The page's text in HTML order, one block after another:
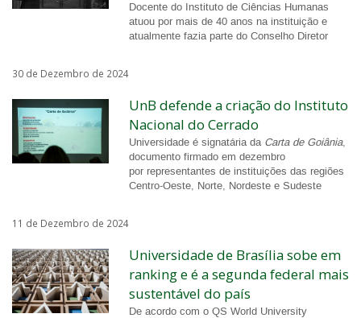
Docente do Instituto de Ciências Humanas
atuou por mais de 40 anos na instituição e
atualmente fazia parte do Conselho Diretor
30 de Dezembro de 2024
UnB defende a criação do Instituto
Nacional do Cerrado
Universidade é signatária da Carta de Goiânia,
documento firmado em dezembro
por representantes de instituições das regiões
Centro-Oeste, Norte, Nordeste e Sudeste
11 de Dezembro de 2024
Universidade de Brasília sobe em
ranking e é a segunda federal mais
sustentável do país
De acordo com o QS World University